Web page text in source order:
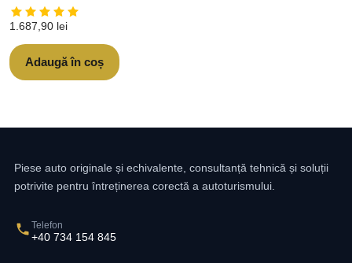
1.687,90 lei
Adaugă în coș
Piese auto originale și echivalente, consultanță tehnică și soluții
potrivite pentru întreținerea corectă a autoturismului.
Telefon
+40 734 154 845